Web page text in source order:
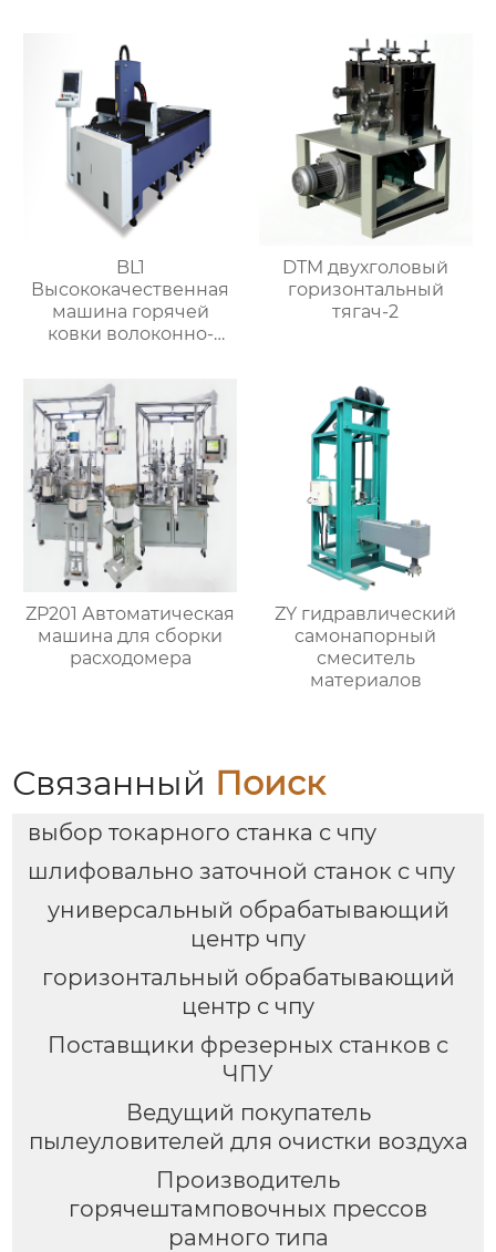
BL1
Высококачественная
машина горячей
ковки волоконно-
машина для клапанов
DTM двухголовый
горизонтальный
тягач-2
ZP201 Автоматическая
машина для сборки
расходомера
ZY гидравлический
самонапорный
смеситель
материалов
Связанный Поиск
выбор токарного станка с чпу
шлифовально заточной станок с чпу
универсальный обрабатывающий
центр чпу
горизонтальный обрабатывающий
центр с чпу
Поставщики фрезерных станков с
ЧПУ
Ведущий покупатель
пылеуловителей для очистки воздуха
Производитель
горячештамповочных прессов
рамного типа